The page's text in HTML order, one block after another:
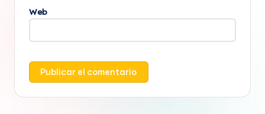
Web